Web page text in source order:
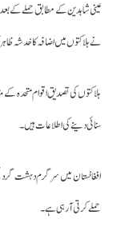
عینی شاہدین کے مطابق حملے کے
نے ہلاکتوں میں اضافہ کا خدشہ
ہلاکتوں کی تصدیق اقوام متحدہ
سنائی دینے کی اطلاعات ہیں۔
افغانستان میں سرگرم دہشت گرد
حملے کرتی آرہی ہے۔